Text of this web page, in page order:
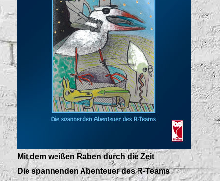
Mit dem weißen Raben durch die Zeit
Die spannenden Abenteuer des R-Teams